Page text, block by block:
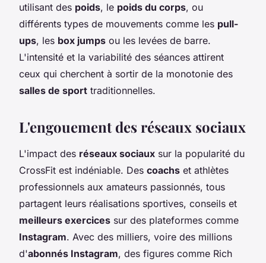
utilisant des poids, le poids du corps, ou
différents types de mouvements comme les pull-
ups, les box jumps ou les levées de barre.
L'intensité et la variabilité des séances attirent
ceux qui cherchent à sortir de la monotonie des
salles de sport traditionnelles.
L'engouement des réseaux sociaux
L'impact des réseaux sociaux sur la popularité du
CrossFit est indéniable. Des coachs et athlètes
professionnels aux amateurs passionnés, tous
partagent leurs réalisations sportives, conseils et
meilleurs exercices sur des plateformes comme
Instagram. Avec des milliers, voire des millions
d'abonnés Instagram, des figures comme Rich